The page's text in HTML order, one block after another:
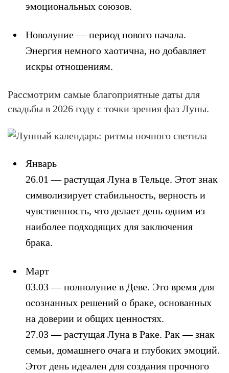
эмоциональных союзов.
Новолуние — период нового начала.
Энергия немного хаотична, но добавляет
искры отношениям.
Рассмотрим самые благоприятные даты для
свадьбы в 2026 году с точки зрения фаз Луны.
Январь
26.01 — растущая Луна в Тельце. Этот знак
символизирует стабильность, верность и
чувственность, что делает день одним из
наиболее подходящих для заключения
брака.
Март
03.03 — полнолуние в Деве. Это время для
осознанных решений о браке, основанных
на доверии и общих ценностях.
27.03 — растущая Луна в Раке. Рак — знак
семьи, домашнего очага и глубоких эмоций.
Этот день идеален для создания прочного